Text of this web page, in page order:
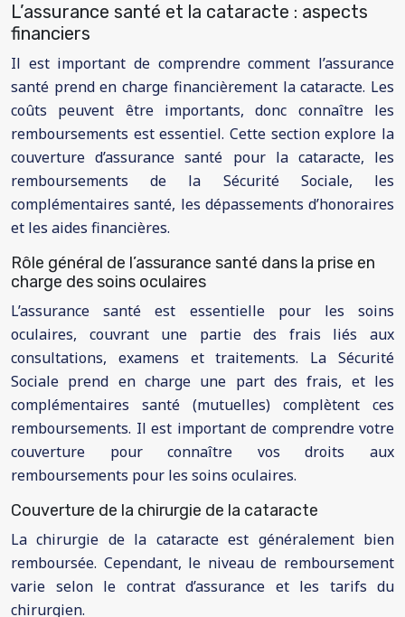
L’assurance santé et la cataracte : aspects
financiers
Il est important de comprendre comment l’assurance
santé prend en charge financièrement la cataracte. Les
coûts peuvent être importants, donc connaître les
remboursements est essentiel. Cette section explore la
couverture d’assurance santé pour la cataracte, les
remboursements de la Sécurité Sociale, les
complémentaires santé, les dépassements d’honoraires
et les aides financières.
Rôle général de l’assurance santé dans la prise en
charge des soins oculaires
L’assurance santé est essentielle pour les soins
oculaires, couvrant une partie des frais liés aux
consultations, examens et traitements. La Sécurité
Sociale prend en charge une part des frais, et les
complémentaires santé (mutuelles) complètent ces
remboursements. Il est important de comprendre votre
couverture pour connaître vos droits aux
remboursements pour les soins oculaires.
Couverture de la chirurgie de la cataracte
La chirurgie de la cataracte est généralement bien
remboursée. Cependant, le niveau de remboursement
varie selon le contrat d’assurance et les tarifs du
chirurgien.